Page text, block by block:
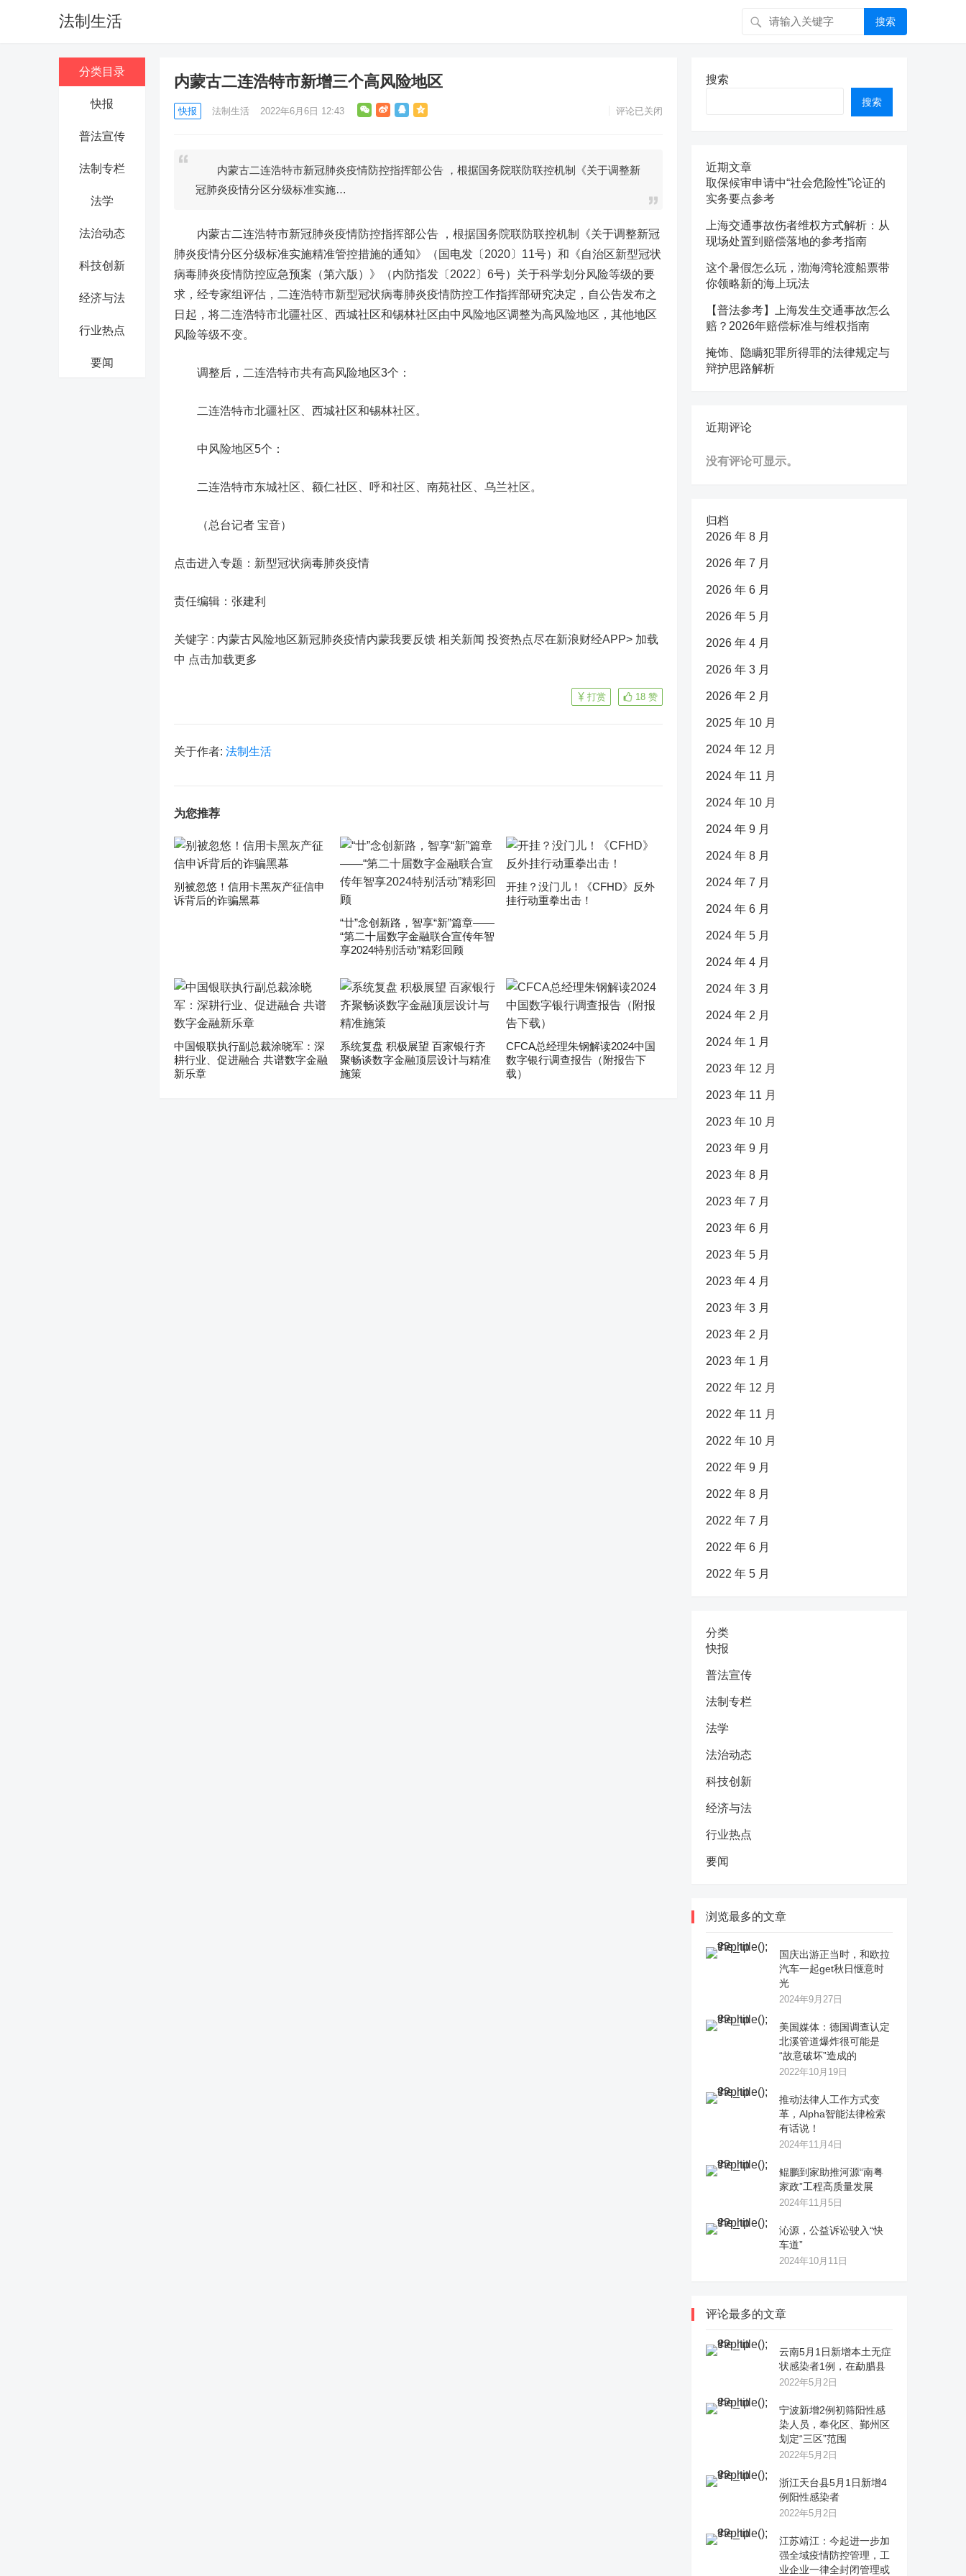
法制生活 搜索
分类目录
快报
普法宣传
法制专栏
法学
法治动态
科技创新
经济与法
行业热点
要闻
内蒙古二连浩特市新增三个高风险地区
快报 法制生活 2022年6月6日 12:43 评论已关闭
内蒙古二连浩特市新冠肺炎疫情防控指挥部公告 ，根据国务院联防联控机制《关于调整新
冠肺炎疫情分区分级标准实施…
内蒙古二连浩特市新冠肺炎疫情防控指挥部公告 ，根据国务院联防联控机制《关于调整新冠
肺炎疫情分区分级标准实施精准管控措施的通知》（国电发〔2020〕11号）和《自治区新型冠状
病毒肺炎疫情防控应急预案（第六版）》（内防指发〔2022〕6号）关于科学划分风险等级的要
求，经专家组评估，二连浩特市新型冠状病毒肺炎疫情防控工作指挥部研究决定，自公告发布之
日起，将二连浩特市北疆社区、西城社区和锡林社区由中风险地区调整为高风险地区，其他地区
风险等级不变。
调整后，二连浩特市共有高风险地区3个：
二连浩特市北疆社区、西城社区和锡林社区。
中风险地区5个：
二连浩特市东城社区、额仁社区、呼和社区、南苑社区、乌兰社区。
（总台记者 宝音）
点击进入专题：新型冠状病毒肺炎疫情
责任编辑：张建利
关键字 : 内蒙古风险地区新冠肺炎疫情内蒙我要反馈 相关新闻 投资热点尽在新浪财经APP> 加载
中 点击加载更多
18 赞
打赏
关于作者: 法制生活
为您推荐
别被忽悠！信用卡黑灰产征信申
诉背后的诈骗黑幕
“廿”念创新路，智享“新”篇章——
“第二十届数字金融联合宣传年智
享2024特别活动”精彩回顾
开挂？没门儿！《CFHD》反外
挂行动重拳出击！
中国银联执行副总裁涂晓军：深
耕行业、促进融合 共谱数字金融
新乐章
系统复盘 积极展望 百家银行齐
聚畅谈数字金融顶层设计与精准
施策
CFCA总经理朱钢解读2024中国
数字银行调查报告（附报告下
载）
搜索
搜索
近期文章
取保候审申请中“社会危险性”论证的
实务要点参考
上海交通事故伤者维权方式解析：从
现场处置到赔偿落地的参考指南
这个暑假怎么玩，渤海湾轮渡船票带
你领略新的海上玩法
【普法参考】上海发生交通事故怎么
赔？2026年赔偿标准与维权指南
掩饰、隐瞒犯罪所得罪的法律规定与
辩护思路解析
近期评论
没有评论可显示。
归档
2026 年 8 月
2026 年 7 月
2026 年 6 月
2026 年 5 月
2026 年 4 月
2026 年 3 月
2026 年 2 月
2025 年 10 月
2024 年 12 月
2024 年 11 月
2024 年 10 月
2024 年 9 月
2024 年 8 月
2024 年 7 月
2024 年 6 月
2024 年 5 月
2024 年 4 月
2024 年 3 月
2024 年 2 月
2024 年 1 月
2023 年 12 月
2023 年 11 月
2023 年 10 月
2023 年 9 月
2023 年 8 月
2023 年 7 月
2023 年 6 月
2023 年 5 月
2023 年 4 月
2023 年 3 月
2023 年 2 月
2023 年 1 月
2022 年 12 月
2022 年 11 月
2022 年 10 月
2022 年 9 月
2022 年 8 月
2022 年 7 月
2022 年 6 月
2022 年 5 月
分类
快报
普法宣传
法制专栏
法学
法治动态
科技创新
经济与法
行业热点
要闻
浏览最多的文章
国庆出游正当时，和欧拉
汽车一起get秋日惬意时
光
2024年9月27日
美国媒体：德国调查认定
北溪管道爆炸很可能是
“故意破坏”造成的
2022年10月19日
推动法律人工作方式变
革，Alpha智能法律检索
有话说！
2024年11月4日
鲲鹏到家助推河源“南粤
家政”工程高质量发展
2024年11月5日
沁源，公益诉讼驶入“快
车道”
2024年10月11日
评论最多的文章
云南5月1日新增本土无症
状感染者1例，在勐腊县
2022年5月2日
宁波新增2例初筛阳性感
染人员，奉化区、鄞州区
划定“三区”范围
2022年5月2日
浙江天台县5月1日新增4
例阳性感染者
2022年5月2日
江苏靖江：今起进一步加
强全域疫情防控管理，工
业企业一律全封闭管理或